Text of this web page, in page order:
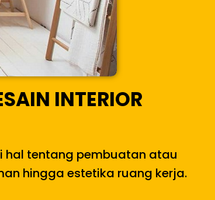
INTERIOR
hal tentang pembuatan atau
hingga estetika ruang kerja.